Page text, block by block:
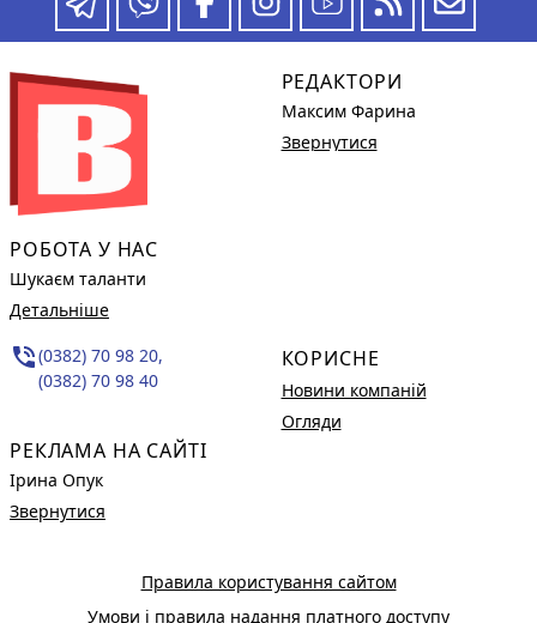
РОБОТА У НАС
Шукаєм таланти
Детальніше
phone_in_talk(0382) 70 98 20,
(0382) 70 98 40
РЕКЛАМА НА САЙТІ
Ірина Опук
Звернутися
РЕДАКТОРИ
Максим Фарина
Звернутися
КОРИСНЕ
Новини компаній
Огляди
Правила користування сайтом
Умови і правила надання платного доступу